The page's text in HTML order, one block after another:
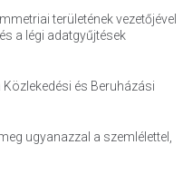
területének vezetőjével
a légi adatgyűjtések
és Beruházási
ugyanazzal a szemlélettel,